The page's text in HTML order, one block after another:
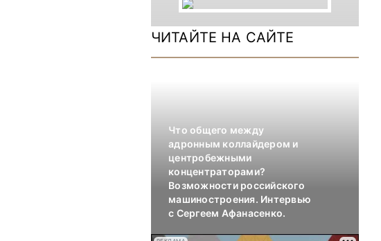
ЧИТАЙТЕ НА САЙТЕ
Что общего между
адронным коллайдером и
центробежными
концентраторами?
Возможности российского
машиностроения. Интервью
с Сергеем Афанасенко.